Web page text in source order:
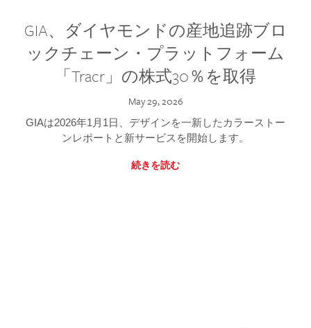
GIA、ダイヤモンドの産地追跡ブロ
ックチェーン・プラットフォーム
「Tracr」の株式30％を取得
May 29, 2026
GIAは2026年1月1日、デザインを一新したカラーストー
ンレポートと新サービスを開始します。
続きを読む